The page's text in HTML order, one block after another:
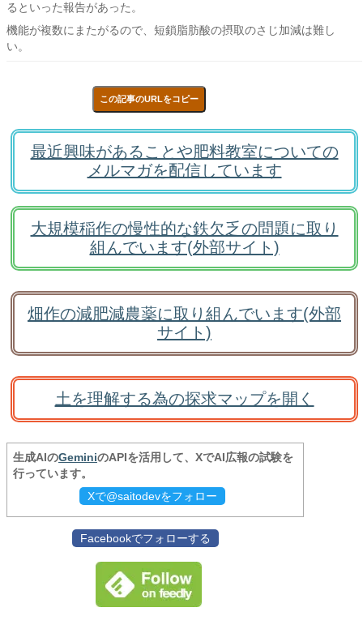
るといった報告があった。
機能が複数にまたがるので、短鎖脂肪酸の摂取のさじ加減は難し
い。
この記事のURLをコピー
最近興味があることや肥料教室についての
メルマガを配信しています
大規模稲作の慢性的な鉄欠乏の問題に取り
組んでいます(外部サイト)
畑作の減肥減農薬に取り組んでいます(外部
サイト)
土を理解する為の探求マップを開く
生成AIのGeminiのAPIを活用して、XでAI広報の試験を
行っています。
Xで@saitodevをフォロー
Facebookでフォローする